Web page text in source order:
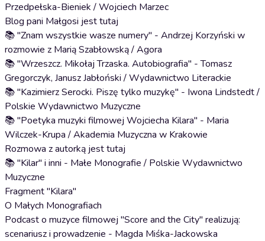
Przedpełska-Bieniek / Wojciech Marzec
Blog pani Małgosi jest tutaj
📚 "Znam wszystkie wasze numery" - Andrzej Korzyński w
rozmowie z Marią Szabłowską / Agora
📚 "Wrzeszcz. Mikołaj Trzaska. Autobiografia" - Tomasz
Gregorczyk, Janusz Jabłoński / Wydawnictwo Literackie
📚 "Kazimierz Serocki. Piszę tylko muzykę" - Iwona Lindstedt /
Polskie Wydawnictwo Muzyczne
📚 "Poetyka muzyki filmowej Wojciecha Kilara" - Maria
Wilczek-Krupa / Akademia Muzyczna w Krakowie
Rozmowa z autorką jest tutaj
📚 "Kilar" i inni - Małe Monografie / Polskie Wydawnictwo
Muzyczne
Fragment "Kilara"
O Małych Monografiach
Podcast o muzyce filmowej "Score and the City" realizują:
scenariusz i prowadzenie - Magda Miśka-Jackowska